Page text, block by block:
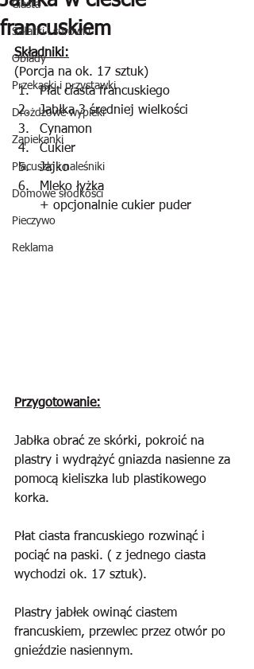
Ciasta
Sałatki i surówki
Obiady
Przekąski i przystawki
Drożdżowe wypieki
Zapiekanki
Placuszki i naleśniki
Domowe słodkości
Pieczywo
Reklama
francuskiem
Składniki:
(Porcja na ok. 17 sztuk)
Płat ciasta francuskiego
Jabłka 3 średniej wielkości
Cynamon
Cukier
Jajko
Mleko łyżka
+ opcjonalnie cukier puder
Przygotowanie:
Jabłka obrać ze skórki, pokroić na
plastry i wydrążyć gniazda nasienne za
pomocą kieliszka lub plastikowego
korka.
Płat ciasta francuskiego rozwinąć i
pociąć na paski. ( z jednego ciasta
wychodzi ok. 17 sztuk).
Plastry jabłek owinąć ciastem
francuskiem, przewlec przez otwór po
gnieździe nasiennym.